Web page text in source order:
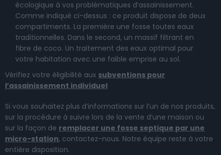
écologique à vos problématiques d’assainissement.
Comme indiqué ci-dessus : ce produit dispose de deux
compartiments. La première une fosse toutes eaux
traditionnelles. Dans le second, un massif filtrant en
fibre de coco. Un traitement des eaux optimal pour
votre habitation avec une faible emprise au sol.
Vérifiez votre éligibilité aux subventions pour
l’assainissement individuel
Si vous souhaitez plus d’informations sur l’un de nos produits,
sur la procédure à suivre lors de la vente d’une maison ou
sur la façon de remplacer une fosse septique par une
micro-station, contactez-nous. Notre équipe reste à votre
entière disposition.